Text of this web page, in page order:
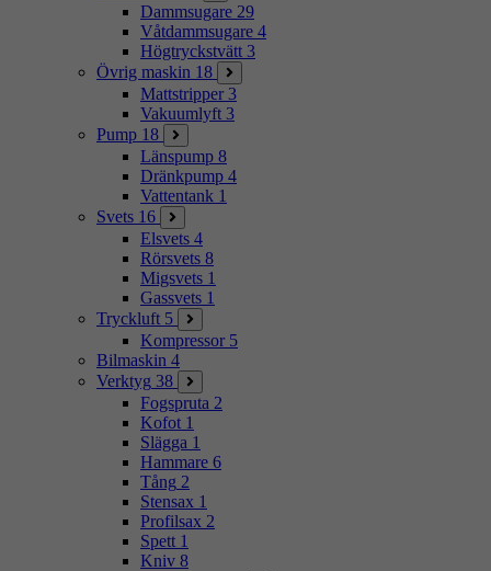
Dammsugare 29
Våtdammsugare 4
Högtryckstvätt 3
Övrig maskin 18
Mattstripper 3
Vakuumlyft 3
Pump 18
Länspump 8
Dränkpump 4
Vattentank 1
Svets 16
Elsvets 4
Rörsvets 8
Migsvets 1
Gassvets 1
Tryckluft 5
Kompressor 5
Bilmaskin 4
Verktyg 38
Fogspruta 2
Kofot 1
Slägga 1
Hammare 6
Tång 2
Stensax 1
Profilsax 2
Spett 1
Kniv 8